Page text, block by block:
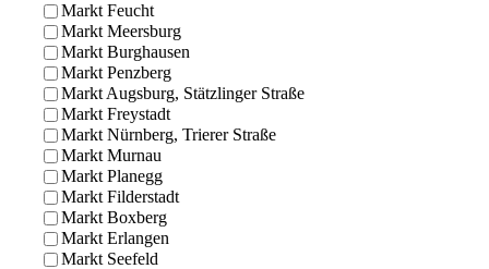
Markt Feucht
Markt Meersburg
Markt Burghausen
Markt Penzberg
Markt Augsburg, Stätzlinger Straße
Markt Freystadt
Markt Nürnberg, Trierer Straße
Markt Murnau
Markt Planegg
Markt Filderstadt
Markt Boxberg
Markt Erlangen
Markt Seefeld